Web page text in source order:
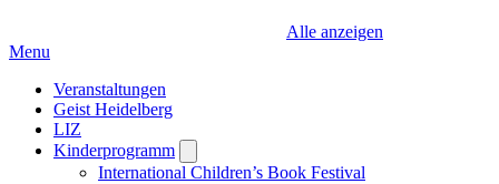
Alle anzeigen
Menu
Veranstaltungen
Geist Heidelberg
LIZ
Kinderprogramm
submenu
International Children’s Book Festival